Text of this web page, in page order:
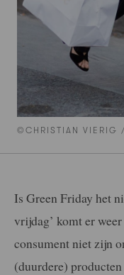
©CHRISTIAN VIERIG
Is Green Friday het
vrijdag’ komt er
consument niet zijn
(duurdere)